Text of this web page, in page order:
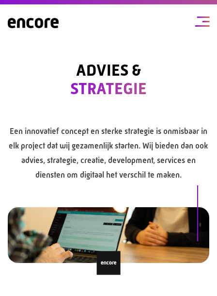
ADVIES &
STRATEGIE
Een innovatief concept en sterke strategie is onmisbaar in
elk project dat wij gezamenlijk starten. Wij bieden dan ook
advies, strategie, creatie, development, services en
diensten om digitaal het verschil te maken.